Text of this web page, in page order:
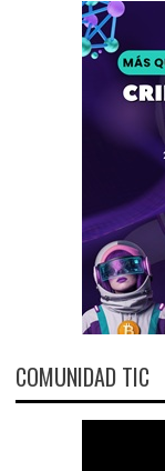
COMUNIDAD TIC